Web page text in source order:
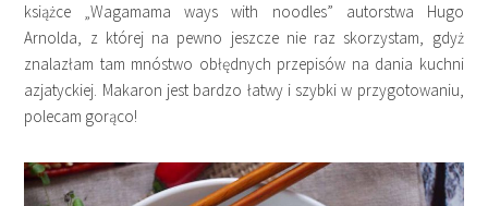
książce „Wagamama ways with noodles” autorstwa Hugo
Arnolda, z której na pewno jeszcze nie raz skorzystam, gdyż
znalazłam tam mnóstwo obłędnych przepisów na dania kuchni
azjatyckiej. Makaron jest bardzo łatwy i szybki w przygotowaniu,
polecam gorąco!